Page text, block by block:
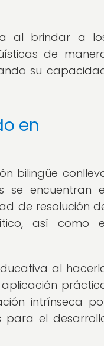
al brindar a
de
su
en
bilingüe
se encuentran
de resolución
así como
al
aplicación
intrínseca
para el